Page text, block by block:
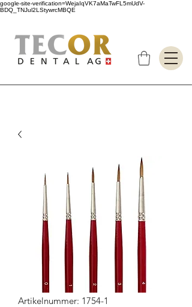
google-site-verification=WejaIqVK7aMaTwFL5mUdV-
BDQ_TNJul2LStywrcMBQE
Artikelnummer: 1754-1